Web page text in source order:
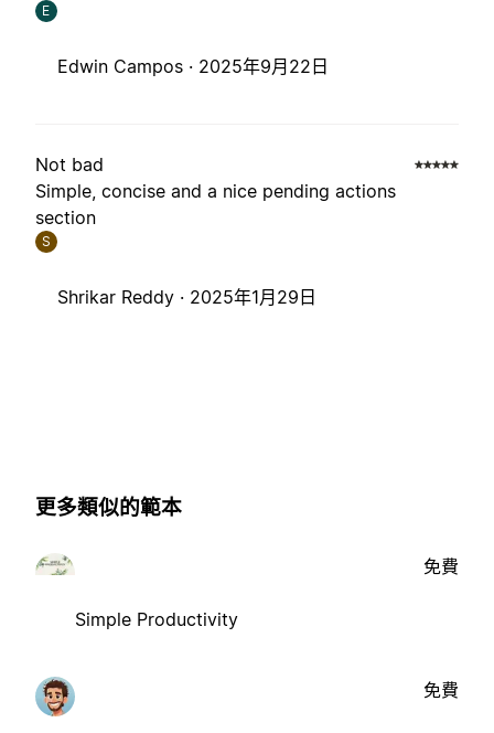
E
Edwin Campos · 2025年9月22日
Not bad
Simple, concise and a nice pending actions
section
S
Shrikar Reddy · 2025年1月29日
更多類似的範本
Simple Productivity
免費
免費